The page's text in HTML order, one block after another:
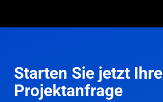
Starten Sie jetzt Ihre
Projektanfrage